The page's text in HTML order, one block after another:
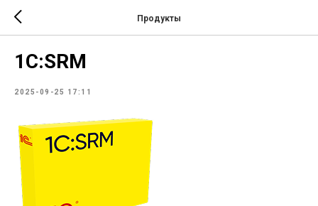
Продукты
1С:SRM
2025-09-25 17:11